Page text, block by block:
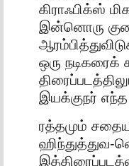
கிராஃபிக்ஸ்
இன்னொரு
ஒரு நடிகரைக்
இயக்குநர்
ரத்தமும்
ஹிந்துத்துவ-